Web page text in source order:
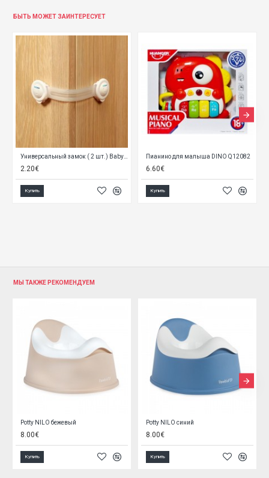
БЫТЬ МОЖЕТ ЗАИНТЕРЕСУЕТ
2.20€
Купить
Пианино для малыша DINO Q12082
6.60€
Купить
МЫ ТАКЖЕ РЕКОМЕНДУЕМ
Potty NILO бежевый
8.00€
Купить
Potty NILO синий
8.00€
Купить